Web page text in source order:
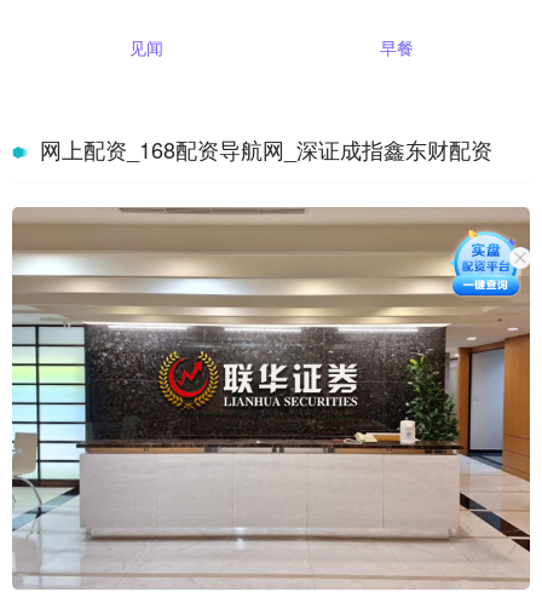
见闻 早餐
网上配资_168配资导航网_深证成指鑫东财配资